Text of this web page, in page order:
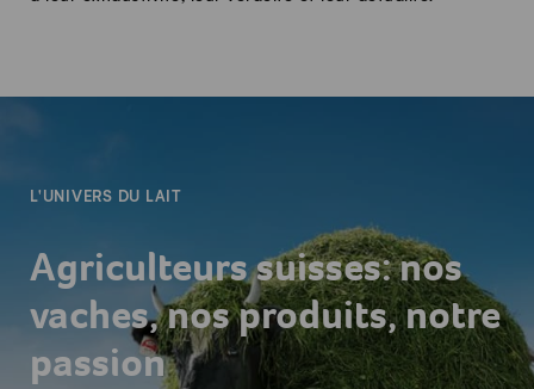
L'UNIVERS DU LAIT
Agriculteurs suisses: nos
vaches, nos produits, notre
passion